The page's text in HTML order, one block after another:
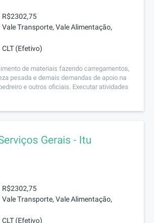
R$2302,75
Vale Transporte, Vale Alimentação,
CLT (Efetivo)
de materiais fazendo carregamentos,
pesada e demais demandas de apoio na
e outros oficiais. Executar atividades
Gerais - Itu
R$2302,75
Vale Transporte, Vale Alimentação,
CLT (Efetivo)